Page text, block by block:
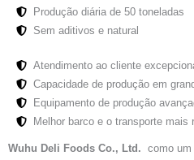
Produção diária de 50 toneladas
Sem aditivos e natural
Atendimento ao cliente
Capacidade de produção em
Equipamento de produção
Melhor barco e o transporte mais
Wuhu Deli Foods Co., Ltd. como um